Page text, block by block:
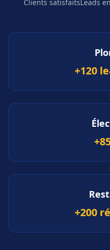
Clients satisfaitsLeads
+120
+200